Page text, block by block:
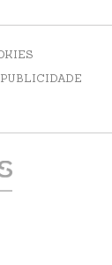
PUBLICIDADE